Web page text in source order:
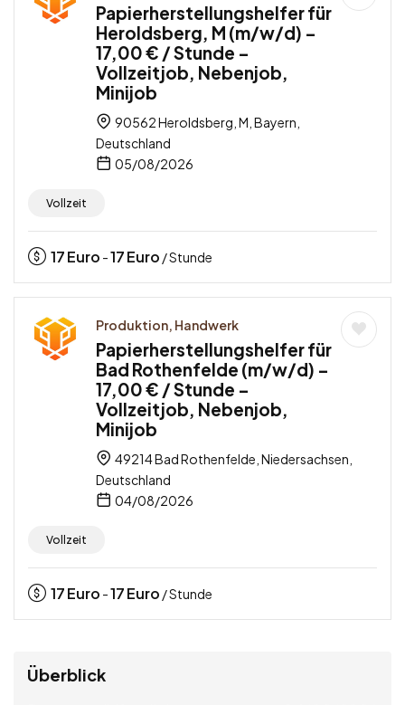
Papierherstellungshelfer für
Heroldsberg, M (m/w/d) –
17,00 € / Stunde –
Vollzeitjob, Nebenjob,
Minijob
90562 Heroldsberg, M, Bayern,
Deutschland
05/08/2026
Vollzeit
17Euro -17Euro / Stunde
Produktion, Handwerk
Papierherstellungshelfer für
Bad Rothenfelde (m/w/d) –
17,00 € / Stunde –
Vollzeitjob, Nebenjob,
Minijob
49214 Bad Rothenfelde, Niedersachsen,
Deutschland
04/08/2026
Vollzeit
17Euro -17Euro / Stunde
Überblick